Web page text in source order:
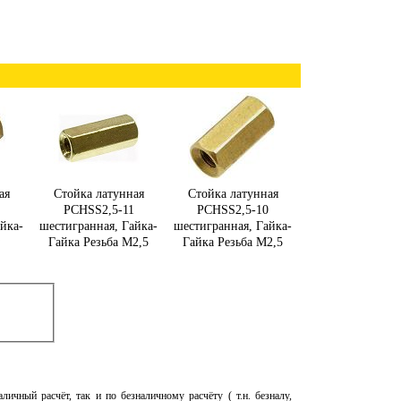
Стойка латунная
PCHSS2,5-11
шестигранная, Гайка-
Гайка Резьба М2,5
Стойка латунная
PCHSS2,5-10
шестигранная, Гайка-
Гайка Резьба М2,5
расчёт, так и по безналичному расчёту ( т.н. безналу,